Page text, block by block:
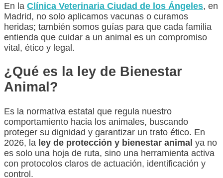
En la Clínica Veterinaria Ciudad de los Ángeles, en
Madrid, no solo aplicamos vacunas o curamos
heridas; también somos guías para que cada familia
entienda que cuidar a un animal es un compromiso
vital, ético y legal.
¿Qué es la ley de Bienestar
Animal?
Es la normativa estatal que regula nuestro
comportamiento hacia los animales, buscando
proteger su dignidad y garantizar un trato ético. En
2026, la ley de protección y bienestar animal ya no
es solo una hoja de ruta, sino una herramienta activa
con protocolos claros de actuación, identificación y
control.